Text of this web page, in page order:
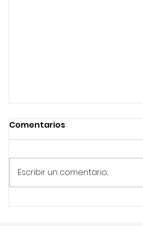
IA transformando las
Comentarios
Escribir un comentario...